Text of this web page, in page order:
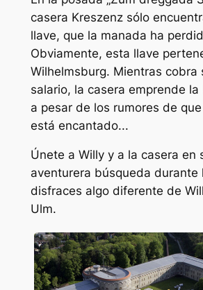
casera Kreszenz sólo
llave, que la manada ha
Obviamente, esta llave
Wilhelmsburg. Mientras cobra
salario, la casera emprende la
a pesar de los rumores de
está encantado...
Únete a Willy y a la casera en
aventurera búsqueda durante
disfraces algo diferente de
Ulm.